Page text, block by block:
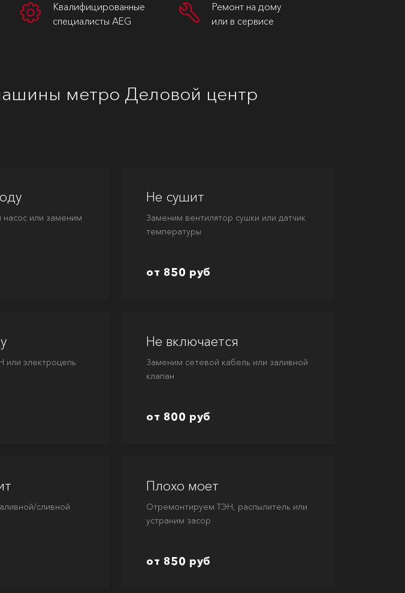
Квалифицированные
специалисты AEG
Ремонт на дому
или в сервисе
метро Деловой центр
насос или заменим
Не сушит
Заменим вентилятор сушки или датчик
температуры
от 850 руб
или электроцепь
Не включается
Заменим сетевой кабель или заливной
клапан
от 800 руб
сливной
Плохо моет
Отремонтируем ТЭН, распылитель или
устраним засор
от 850 руб